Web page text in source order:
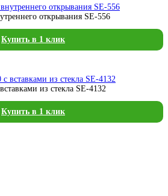
открывания SE-556
Купить в 1 клик
из стекла SE-4132
Купить в 1 клик